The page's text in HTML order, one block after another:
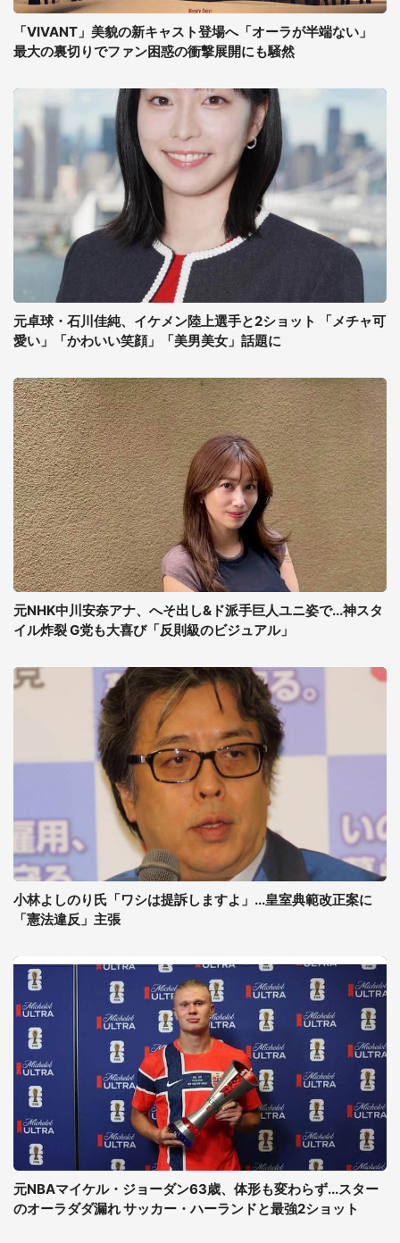
「VIVANT」美貌の新キャスト登場へ「オーラが半端ない」
最大の裏切りでファン困惑の衝撃展開にも騒然
元卓球・石川佳純、イケメン陸上選手と2ショット 「メチャ可
愛い」「かわいい笑顔」「美男美女」話題に
元NHK中川安奈アナ、へそ出し&ド派手巨人ユニ姿で...神スタ
イル炸裂 G党も大喜び「反則級のビジュアル」
小林よしのり氏「ワシは提訴しますよ」...皇室典範改正案に
「憲法違反」主張
元NBAマイケル・ジョーダン63歳、体形も変わらず...スター
のオーラダダ漏れ サッカー・ハーランドと最強2ショット